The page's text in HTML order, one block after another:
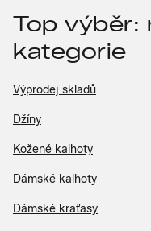
Top výběr:
kategorie
Výprodej skladů
Džíny
Kožené kalhoty
Dámské kalhoty
Dámské kraťasy